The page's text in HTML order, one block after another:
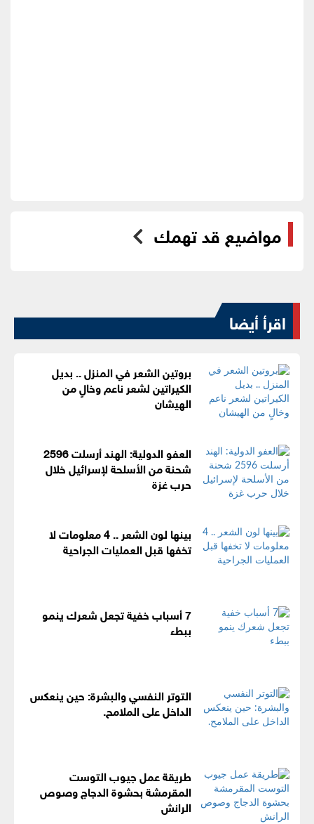
مواضيع قد تهمك
اقرأ أيضا
بروتين الشعر في المنزل .. بديل
الكيراتين لشعر ناعم وخالٍ من
الهيشان
العفو الدولية: الهند أرسلت 2596
شحنة من الأسلحة لإسرائيل خلال
حرب غزة
بينها لون الشعر .. 4 معلومات لا
تخفها قبل العمليات الجراحية
7 أسباب خفية تجعل شعرك ينمو
ببطء
التوتر النفسي والبشرة: حين ينعكس
الداخل على الملامح.
طريقة عمل جيوب التوست
المقرمشة بحشوة الدجاج وصوص
الرانش